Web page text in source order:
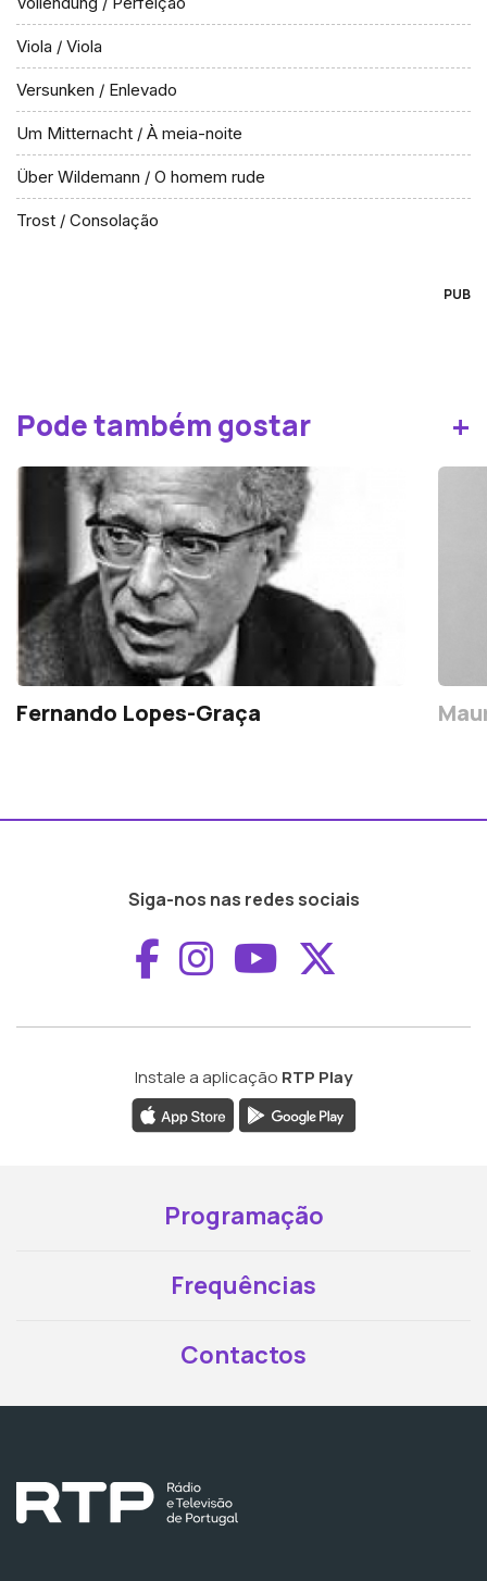
Viola / Viola
Versunken / Enlevado
Um Mitternacht / À meia-noite
Über Wildemann / O homem rude
Trost / Consolação
PUB
Pode também gostar +
Fernando Lopes-Graça
Siga-nos nas redes sociais
Aceder ao
Aceder ao
Aceder ao
Instale a aplicação RTP Play
Programação
Frequências
Contactos